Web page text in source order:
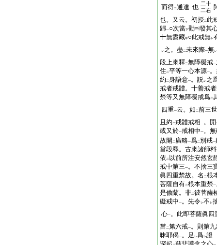
而得二通達一也 二十
二右
也。又云。初授二 此
歸一○次當下勸
發其
十無盡藏甲 ○此戒無レ
レ之。盡二未來際一無レ
段上來釋二無障礙戒一
住 二平等一心本源一
約 二身語意一。説レ之
戒者戒體。十善戒
禁等又無障礙戒爲二
四重一云。如 二前三
且約 二戒體戒相一。開
或又於一戒相中一。
故開 二 廣略一爲二 別戒一
當段釋。古來諸師
依 二 以前所注安然玄
戒中第三一。不捨三
眞四重禁故。名 二根
菩薩自有二根本重禁一
是偸蘭。非二彼菩薩
礙戒中一。先令レ不 レ
心一。此即菩薩眞四
當二第六戒一。則第
昧耶偈一。足 レ爲レ證